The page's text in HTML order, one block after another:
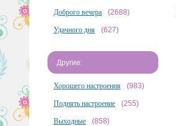
Доброго вечера (2688)
Удачного дня (627)
Другие:
Хорошего настроения (983)
Поднять настроение (255)
Выходные (858)